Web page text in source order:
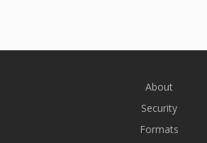
About
Security
Formats